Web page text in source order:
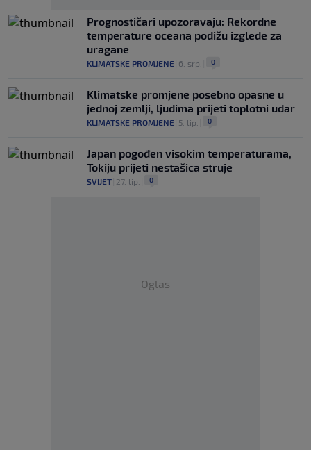
Prognostičari upozoravaju: Rekordne
temperature oceana podižu izglede za
uragane
KLIMATSKE PROMJENE 6. srp. 0
Klimatske promjene posebno opasne u
jednoj zemlji, ljudima prijeti toplotni udar
KLIMATSKE PROMJENE 5. lip. 0
Japan pogođen visokim temperaturama,
Tokiju prijeti nestašica struje
SVIJET 27. lip. 0
Oglas